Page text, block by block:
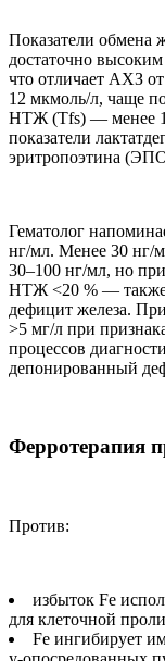
Показатели обмена
достаточно
что отличает АХЗ
12 мкмоль/л, чаще
НТЖ (Tfs) — менее
показатели
эритропоэтина
Гематолог
нг/мл. Менее 30
30–100 нг/мл, но
НТЖ <20 % — также
дефицит железа.
>5 мг/л при
процессов
депонированный
Ферротерапия
Против:
избыток Fe
для клеточной
Fe ингибирует